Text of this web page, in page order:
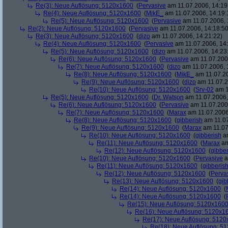
Re(3): Neue Auflösung: 5120x1600 (Pervasive am 11.07.2006,
Re(4): Neue Auflösung: 5120x1600 (MikE_
am 11.07.2006,
Re(5): Neue Auflösung: 5120x1600 (Pervasive am 11.07.2006,
Re(2): Neue Auflösung: 5120x1600 (Pervasive am 11.07.2006,
Re(3): Neue Auflösung: 5120x1600 (dizo am 11.07.2006, 14:21:22)
Re(4): Neue Auflösung: 5120x1600 (Pervasive am 11.07.2006,
Re(5): Neue Auflösung: 5120x1600 (dizo am 11.07.2006,
Re(6): Neue Auflösung: 5120x1600 (Pervasive am
Re(7): Neue Auflösung: 5120x1600 (dizo am 11.07.2006,
Re(8): Neue Auflösung: 5120x1600 (MikE_
am
Re(9): Neue Auflösung: 5120x1600 (dizo am
Re(10): Neue Auflösung: 5120x1600 (Srv-02 am
Re(5): Neue Auflösung: 5120x1600 (Dr. Watson am
Re(6): Neue Auflösung: 5120x1600 (Pervasive am
Re(7): Neue Auflösung: 5120x1600 (Marax am
Re(8): Neue Auflösung: 5120x1600 (gibberish am
Re(9): Neue Auflösung: 5120x1600 (Marax am
Re(10): Neue Auflösung: 5120x1600 (gibberish
Re(11): Neue Auflösung: 5120x1600 (Marax
Re(12): Neue Auflösung: 5120x1600 (
Re(10): Neue Auflösung: 5120x1600 (Pervasive
Re(11): Neue Auflösung: 5120x1600 (gibberish
Re(12): Neue Auflösung: 5120x1600 (
Re(13): Neue Auflösung: 5120x1600 (
Re(14): Neue Auflösung: 5120x1600 (
Re(14): Neue Auflösung: 5120x1600 (
Re(15): Neue Auflösung: 5120x1600
Re(16): Neue Auflösung:
Re(17): Neue Auflösung: